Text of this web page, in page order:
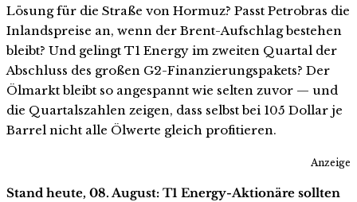
Lösung für die Straße von Hormuz? Passt Petrobras die
Inlandspreise an, wenn der Brent-Aufschlag bestehen
bleibt? Und gelingt T1 Energy im zweiten Quartal der
Abschluss des großen G2-Finanzierungspakets? Der
Ölmarkt bleibt so angespannt wie selten zuvor — und
die Quartalszahlen zeigen, dass selbst bei 105 Dollar je
Barrel nicht alle Ölwerte gleich profitieren.
Anzeige
Stand heute, 08. August: T1 Energy-Aktionäre sollten